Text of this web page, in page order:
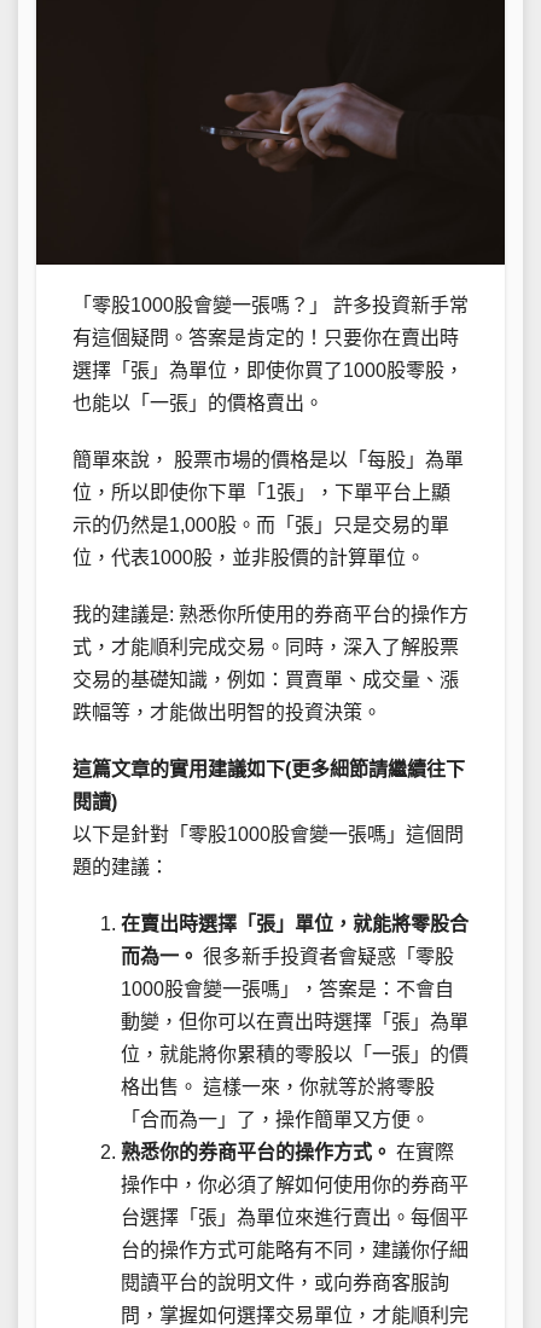
「零股1000股會變一張嗎？」 許多投資新手常
有這個疑問。答案是肯定的！只要你在賣出時
選擇「張」為單位，即使你買了1000股零股，
也能以「一張」的價格賣出。
簡單來說， 股票市場的價格是以「每股」為單
位，所以即使你下單「1張」，下單平台上顯
示的仍然是1,000股。而「張」只是交易的單
位，代表1000股，並非股價的計算單位。
我的建議是: 熟悉你所使用的券商平台的操作方
式，才能順利完成交易。同時，深入了解股票
交易的基礎知識，例如：買賣單、成交量、漲
跌幅等，才能做出明智的投資決策。
這篇文章的實用建議如下(更多細節請繼續往下
閱讀)
以下是針對「零股1000股會變一張嗎」這個問
題的建議：
在賣出時選擇「張」單位，就能將零股合
而為一。 很多新手投資者會疑惑「零股
1000股會變一張嗎」，答案是：不會自
動變，但你可以在賣出時選擇「張」為單
位，就能將你累積的零股以「一張」的價
格出售。 這樣一來，你就等於將零股
「合而為一」了，操作簡單又方便。
熟悉你的券商平台的操作方式。 在實際
操作中，你必須了解如何使用你的券商平
台選擇「張」為單位來進行賣出。每個平
台的操作方式可能略有不同，建議你仔細
閱讀平台的說明文件，或向券商客服詢
問，掌握如何選擇交易單位，才能順利完